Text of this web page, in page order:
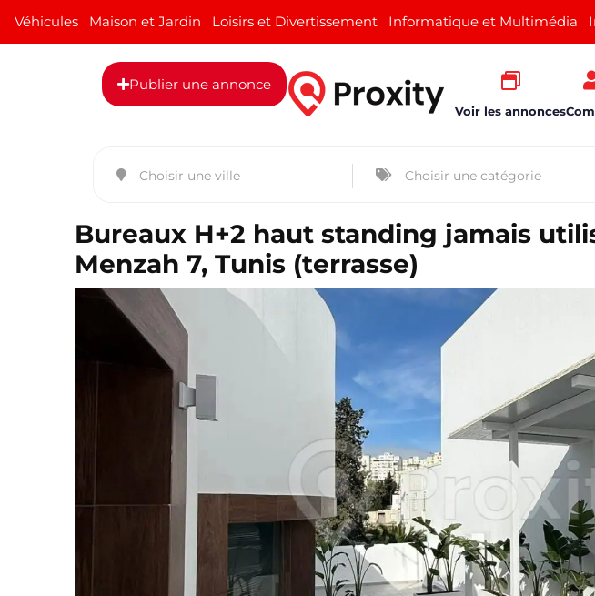
Véhicules Maison et Jardin Loisirs et Divertissement Informatique et Multimédia
Publier une annonce
Voir les annonces
Bureaux H+2 haut standing jamais
Menzah 7, Tunis (terrasse)